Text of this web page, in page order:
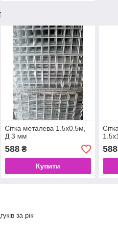
Сітка металева 1.5х0.5м,
Д 3 мм
588₴
Купити
588
за рік